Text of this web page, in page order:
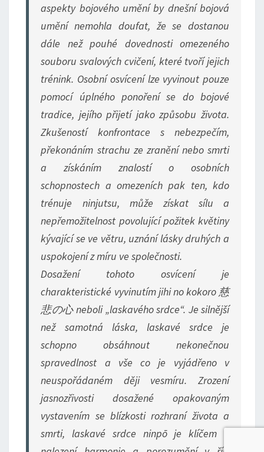
aspekty bojového umění by dnešní bojová
umění nemohla doufat, že se dostanou
dále než pouhé dovednosti omezeného
souboru svalových cvičení, které tvoří jejich
trénink. Osobní osvícení lze vyvinout pouze
pomocí úplného ponoření se do bojové
tradice, jejího přijetí jako způsobu života.
Zkušeností konfrontace s nebezpečím,
překonáním strachu ze zranění nebo smrti
a získáním znalostí o osobních
schopnostech a omezeních pak ten, kdo
trénuje ninjutsu, může získat sílu a
nepřemožitelnost povolující požitek květiny
kývající se ve větru, uznání lásky druhých a
uspokojení z míru ve společnosti.
Dosažení tohoto osvícení je
charakteristické vyvinutím jihi no kokoro 慈
悲の心 neboli „laskavého srdce“. Je silnější
než samotná láska, laskavé srdce je
schopno obsáhnout nekonečnou
spravedlnost a vše co je vyjádřeno v
neuspořádaném ději vesmíru. Zrození
jasnozřivosti dosažené opakovaným
vystavením se blízkosti rozhraní života a
smrti, laskavé srdce ninpō je klíčem k